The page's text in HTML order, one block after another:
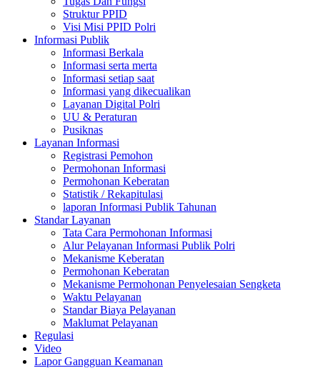
Struktur PPID
Visi Misi PPID Polri
Informasi Publik
Informasi Berkala
Informasi serta merta
Informasi setiap saat
Informasi yang dikecualikan
Layanan Digital Polri
UU & Peraturan
Pusiknas
Layanan Informasi
Registrasi Pemohon
Permohonan Informasi
Permohonan Keberatan
Statistik / Rekapitulasi
laporan Informasi Publik Tahunan
Standar Layanan
Tata Cara Permohonan Informasi
Alur Pelayanan Informasi Publik Polri
Mekanisme Keberatan
Permohonan Keberatan
Mekanisme Permohonan Penyelesaian Sengketa
Waktu Pelayanan
Standar Biaya Pelayanan
Maklumat Pelayanan
Regulasi
Video
Lapor Gangguan Keamanan